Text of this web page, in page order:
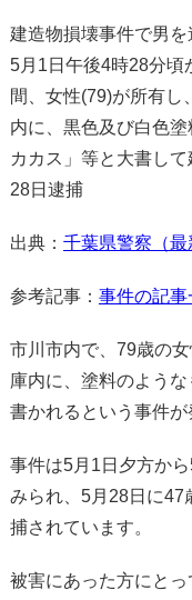
建造物損壊事件で男を
5月1日午後4時28分頃
間、女性(79)が所有し
内に、黒色及び白色
カカス」等と大書し
28日逮捕
出典： 千葉県警察（最
参考記事： 事件の記事
市川市内で、79歳の
庫内に、塗料のよう
書かれるという事件が
事件は5月1日夕方か
みられ、5月28日に47
捕されています。
被害にあった方にと